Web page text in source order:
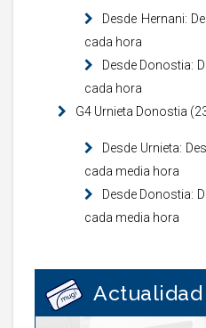
Desde Hernani:
cada hora
Desde Donostia:
cada hora
G4 Urnieta Donostia
Desde Urnieta:
cada media hora
Desde Donostia:
cada media hora
Actualidad